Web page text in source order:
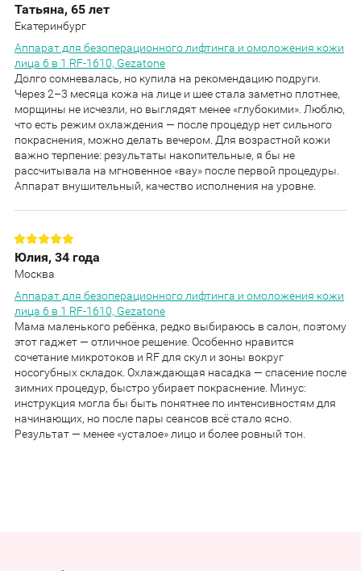
Татьяна, 65 лет
Екатеринбург
Аппарат для безоперационного лифтинга и омоложения кожи
лица 6 в 1 RF-1610, Gezatone
Долго сомневалась, но купила на рекомендацию подруги.
Через 2–3 месяца кожа на лице и шее стала заметно плотнее,
морщины не исчезли, но выглядят менее «глубокими». Люблю,
что есть режим охлаждения — после процедур нет сильного
покраснения, можно делать вечером. Для возрастной кожи
важно терпение: результаты накопительные, я бы не
рассчитывала на мгновенное «вау» после первой процедуры.
Аппарат внушительный, качество исполнения на уровне.
Юлия, 34 года
Москва
Аппарат для безоперационного лифтинга и омоложения кожи
лица 6 в 1 RF-1610, Gezatone
Мама маленького ребёнка, редко выбираюсь в салон, поэтому
этот гаджет — отличное решение. Особенно нравится
сочетание микротоков и RF для скул и зоны вокруг
носогубных складок. Охлаждающая насадка — спасение после
зимних процедур, быстро убирает покраснение. Минус:
инструкция могла бы быть понятнее по интенсивностям для
начинающих, но после пары сеансов всё стало ясно.
Результат — менее «усталое» лицо и более ровный тон.